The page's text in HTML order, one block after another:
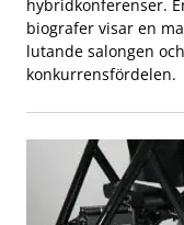
hybridkonferenser.
biografer visar en
lutande salongen
konkurrensfördelen.